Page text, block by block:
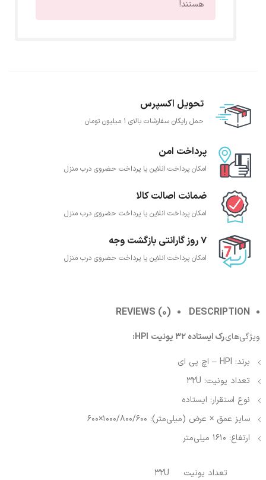
هستند!
تحویل اکسپرس
حمل رایگان سفارشات بالای 1 میلیون تومان
پرداخت امن
امکان پرداخت انلاین یا پرداخت حضروی درب منزل
ضمانت اصالت کالا
امکان پرداخت انلاین یا پرداخت حضروی درب منزل
7 روز گارانتی بازگشت وجه
امکان پرداخت انلاین یا پرداخت حضروی درب منزل
DESCRIPTION
REVIEWS (0)
ویژگی‌هایرک ایستاده 32 یونیت HPI:
برند: HPI – اچ پی ای
تعداد یونیت: 32U
نوع استقرار: ایستاده
سایز عمق × عرض (میلی‌متر): 1000/800/600×600
ارتفاع: 1610 میلی‌متر
تعداد یونیت 32U